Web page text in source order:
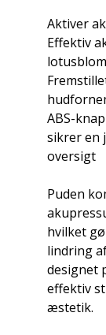
Aktiver
Effektiv
ABS-
sikrer en
oversigt
Puden
hvilket
lindring
designet
effektiv
æstetik.